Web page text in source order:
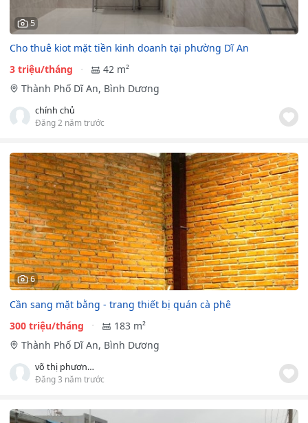
5
Cho thuê kiot mặt tiền kinh doanh tại phường Dĩ An
3 triệu/tháng
42 m²
Thành Phố Dĩ An, Bình Dương
chính chủ
Đăng 2 năm trước
6
Cần sang mặt bằng - trang thiết bị quán cà phê
300 triệu/tháng
183 m²
Thành Phố Dĩ An, Bình Dương
võ thị phương thảo
Đăng 3 năm trước